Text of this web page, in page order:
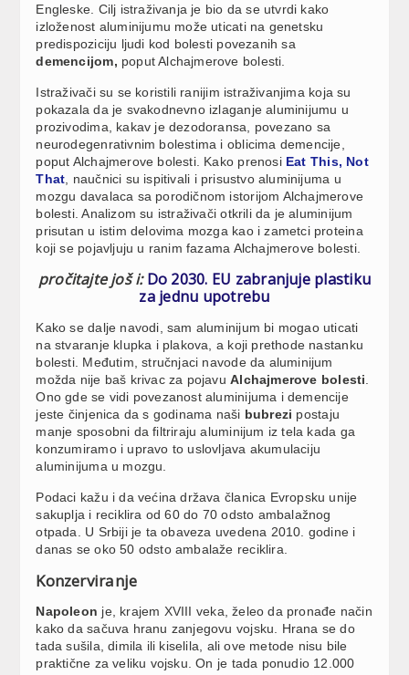
Engleske. Cilj istraživanja je bio da se utvrdi kako
izloženost aluminijumu može uticati na genetsku
predispoziciju ljudi kod bolesti povezanih sa
demencijom, poput Alchajmerove bolesti.
Istraživači su se koristili ranijim istraživanjima koja su
pokazala da je svakodnevno izlaganje aluminijumu u
prozivodima, kakav je dezodoransa, povezano sa
neurodegenrativnim bolestima i oblicima demencije,
poput Alchajmerove bolesti. Kako prenosi Eat This, Not
That , naučnici su ispitivali i prisustvo aluminijuma u ​​
mozgu davalaca sa porodičnom istorijom Alchajmerove
bolesti. Analizom su istraživači otkrili da je aluminijum
prisutan u istim delovima mozga kao i zametci proteina
koji se pojavljuju u ranim fazama Alchajmerove bolesti.
pročitajte još i: Do 2030. EU zabranjuje plastiku
za jednu upotrebu
Kako se dalje navodi, sam aluminijum bi mogao uticati
na stvaranje klupka i plakova, a koji prethode nastanku
bolesti. Međutim, stručnjaci navode da aluminijum
možda nije baš krivac za pojavuAlchajmerove bolesti
Ono gde se vidi povezanost aluminijuma i demencije
jeste činjenica da s godinama naši bubrezi postaju
manje sposobni da filtriraju aluminijum iz tela kada ga
konzumiramo i upravo to uslovljava akumulaciju
aluminijuma u ​​mozgu.
Podaci kažu i da većina država članica Evropsku unije
sakuplja i reciklira od 60 do 70 odsto ambalažnog
otpada. U Srbiji je ta obaveza uvedena 2010. godine i
danas se oko 50 odsto ambalaže reciklira.
Konzerviranje
Napoleon je, krajem XVIII veka, želeo da pronađe način
kako da sačuva hranu zanjegovu vojsku. Hrana se do
tada sušila, dimila ili kiselila, ali ove metode nisu bile
praktične za veliku vojsku. On je tada ponudio 12.000